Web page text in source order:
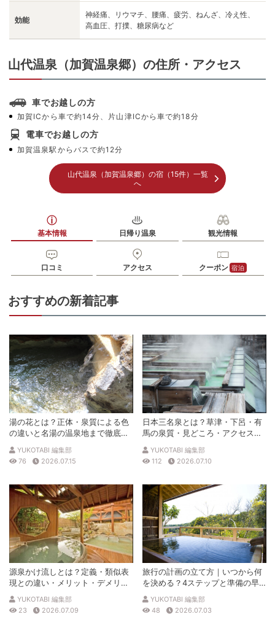
効能
神経痛、リウマチ、腰痛、疲労、ねんざ、冷え性、
高血圧、打撲、糖尿病など
山代温泉（加賀温泉郷）の住所・アクセス
車でお越しの方
加賀ICから車で約14分、片山津ICから車で約18分
電車でお越しの方
加賀温泉駅からバスで約12分
山代温泉（加賀温泉郷）の宿（15件）一覧
へ
基本情報 日帰り温泉 観光情報
口コミ アクセス クーポン 宿泊
おすすめの新着記事
湯の花とは？正体・泉質による色
の違いと名湯の温泉地まで徹底解
説
YUKOTABI 編集部
76
2026.07.15
日本三名泉とは？草津・下呂・有
馬の泉質・見どころ・アクセスを
徹底解説
YUKOTABI 編集部
112
2026.07.10
源泉かけ流しとは？定義・類似表
現との違い・メリット・デメリッ
トを解説
YUKOTABI 編集部
23
2026.07.09
旅行の計画の立て方｜いつから何
を決める？4ステップと準備の早
見表
YUKOTABI 編集部
48
2026.07.03